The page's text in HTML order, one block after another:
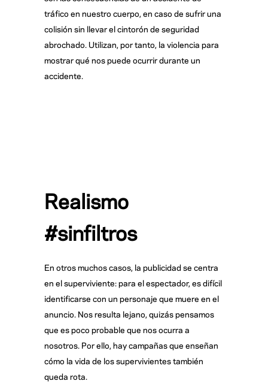
tráfico en nuestro cuerpo, en caso de sufrir una
colisión sin llevar el cintorón de seguridad
abrochado. Utilizan, por tanto, la violencia para
mostrar qué nos puede ocurrir durante un
accidente.
Realismo
#sinfiltros
En otros muchos casos, la publicidad se centra
en el superviviente: para el espectador, es difícil
identificarse con un personaje que muere en el
anuncio. Nos resulta lejano, quizás pensamos
que es poco probable que nos ocurra a
nosotros. Por ello, hay campañas que enseñan
cómo la vida de los supervivientes también
queda rota.